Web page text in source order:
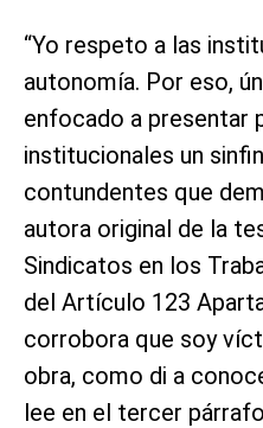
“Yo respeto a las
autonomía. Por eso,
enfocado a presentar
institucionales un
contundentes que
autora original de la
Sindicatos en los
del Artículo 123
corrobora que soy
obra, como di a
lee en el tercer